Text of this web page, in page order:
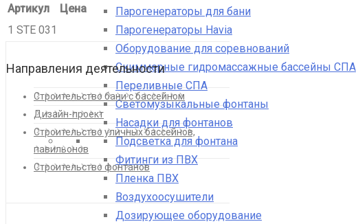
Парогенераторы для бани
Парогенераторы Havia
Оборудование для соревнований
Скиммерные гидромассажные бассейны СПА
Переливные СПА
Светомузыкальные фонтаны
Насадки для фонтанов
Подсветка для фонтана
Фитинги из ПВХ
Пленка ПВХ
Воздухоосушители
Дозирующее оборудование
Артикул
Цена
1 STE 031
Направления деятельности
Строительство бани с бассейном
Дизайн-проект
Строительство уличных бассейнов,
павильонов
Строительство фонтанов